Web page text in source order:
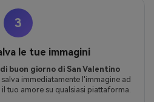
3
le tue immagini
buon giorno di San Valentino
salva immediatamente l'immagine ad
tuo amore su qualsiasi piattaforma.